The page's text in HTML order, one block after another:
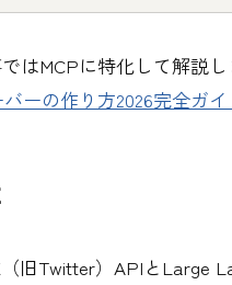
はMCPに特化して解説
ーの作り方2026完全ガイ
旧Twitter）APIとLarge